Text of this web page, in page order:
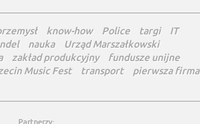
know-how Police targi
IT
nauka
Urząd Marszałkowski
zakład produkcyjny
fundusze unijne
Music Fest
transport pierwsza firma
Partnerzy: